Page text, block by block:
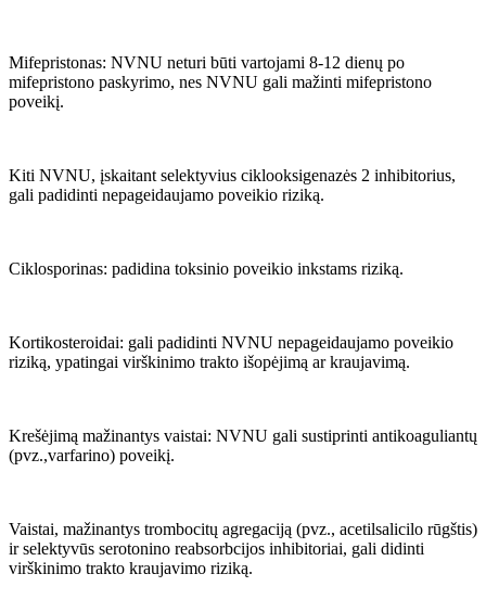
Mifepristonas: NVNU neturi būti vartojami 8-12 dienų po
mifepristono paskyrimo, nes NVNU gali mažinti mifepristono
poveikį.
Kiti NVNU, įskaitant selektyvius ciklooksigenazės 2 inhibitorius,
gali padidinti nepageidaujamo poveikio riziką.
Ciklosporinas: padidina toksinio poveikio inkstams riziką.
Kortikosteroidai: gali padidinti NVNU nepageidaujamo poveikio
riziką, ypatingai virškinimo trakto išopėjimą ar kraujavimą.
Krešėjimą mažinantys vaistai: NVNU gali sustiprinti antikoaguliantų
(pvz.,varfarino) poveikį.
Vaistai, mažinantys trombocitų agregaciją (pvz., acetilsalicilo rūgštis)
ir selektyvūs serotonino reabsorbcijos inhibitoriai, gali didinti
virškinimo trakto kraujavimo riziką.